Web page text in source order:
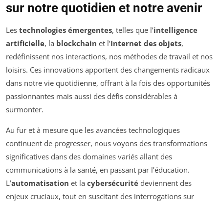
sur notre quotidien et notre avenir
Les technologies émergentes, telles que l’intelligence
artificielle, la blockchain et l’Internet des objets,
redéfinissent nos interactions, nos méthodes de travail et nos
loisirs. Ces innovations apportent des changements radicaux
dans notre vie quotidienne, offrant à la fois des opportunités
passionnantes mais aussi des défis considérables à
surmonter.
Au fur et à mesure que les avancées technologiques
continuent de progresser, nous voyons des transformations
significatives dans des domaines variés allant des
communications à la santé, en passant par l’éducation.
L’automatisation et la cybersécurité deviennent des
enjeux cruciaux, tout en suscitant des interrogations sur